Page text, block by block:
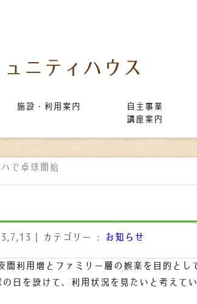
施設・利用案内
自主事業
講座案内
で卓球開始
カテゴリー : お知らせ
間利用増とファミリー層の娯楽を目的とし
日を設けて、利用状況を見たいと考えて